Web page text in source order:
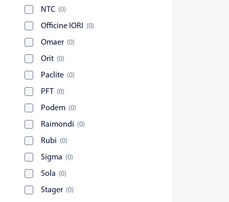
NTC (0)
Officine IORI (0)
Omaer (0)
Orit (0)
Paclite (0)
PFT (0)
Podem (0)
Raimondi (0)
Rubi (0)
Sigma (0)
Sola (0)
Stager (0)